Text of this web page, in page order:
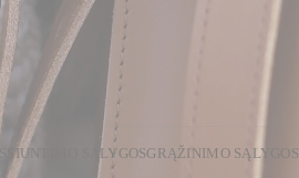
SIUNTIMO SĄLYGOSGRĄŽINIMO SĄLYGOS